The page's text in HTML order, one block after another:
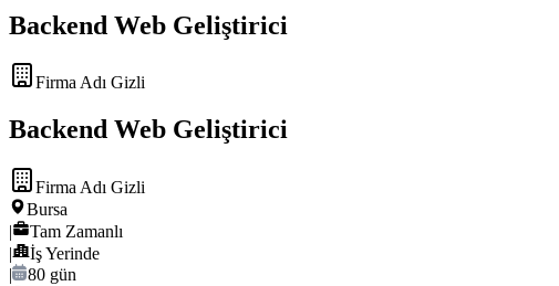
Backend Web Geliştirici
Firma Adı Gizli
Backend Web Geliştirici
Firma Adı Gizli
Bursa
|
Tam Zamanlı
|
İş Yerinde
|
80 gün